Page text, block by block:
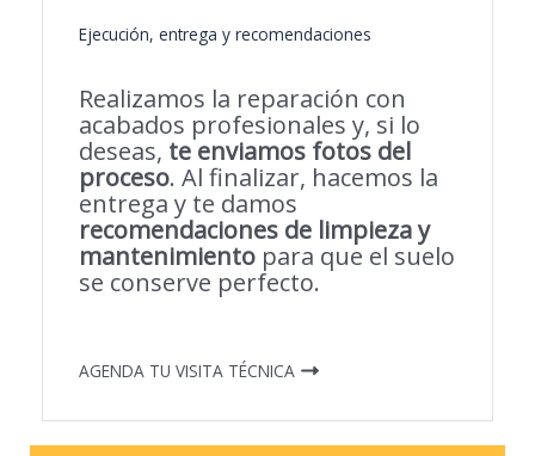
Ejecución, entrega y recomendaciones
Realizamos la reparación con
acabados profesionales y, si lo
deseas, te enviamos fotos del
proceso. Al finalizar, hacemos la
entrega y te damos
recomendaciones de limpieza y
mantenimiento para que el suelo
se conserve perfecto.
AGENDA TU VISITA TÉCNICA